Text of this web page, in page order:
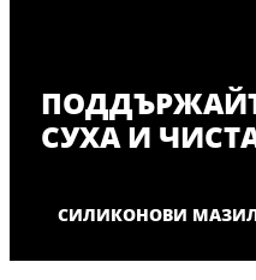
СУХА И
СИЛИКОНОВИ